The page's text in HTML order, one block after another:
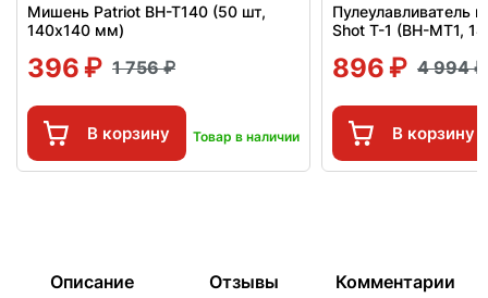
Мишень Patriot BH-T140 (50 шт,
140x140 мм)
396 1 756
В корзину Товар в наличии
Пулеулавливатель
Shot T-1 (BH-MT1,
896 4 994
В корзину
Описание Отзывы Комментарии